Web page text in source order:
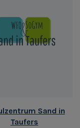
Sand in
Taufers